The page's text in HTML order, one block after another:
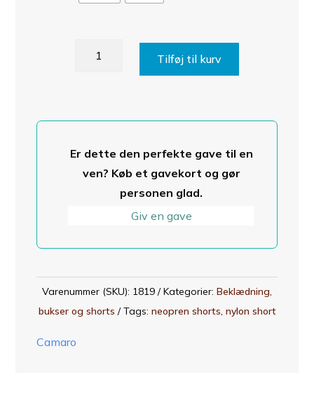
Tilføj til kurv
Er dette den perfekte gave til en
ven? Køb et gavekort og gør
personen glad.
Giv en gave
Varenummer (SKU): 1819 Kategorier: Beklædning,
bukser og shorts
Tags: neopren shorts, nylon short
Camaro